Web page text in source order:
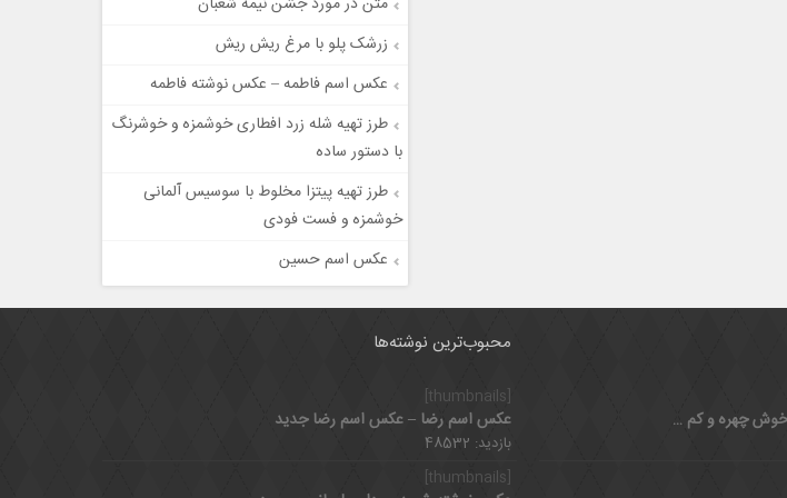
زرشک پلو با مرغ ریش ریش
عکس اسم فاطمه – عکس نوشته فاطمه
طرز تهیه شله زرد افطاری خوشمزه و خوشرنگ
با دستور ساده
طرز تهیه پیتزا مخلوط با سوسیس آلمانی
خوشمزه و فست فودی
عکس اسم حسین
بیو گرافی شهره قمر بازیگر خوش چهره و کم کار سینمای ایران
محبوب‌ترین نوشته‌ها
[thumbnails]
عکس اسم رضا – عکس اسم رضا جدید
بازدید: 48532
[thumbnails]